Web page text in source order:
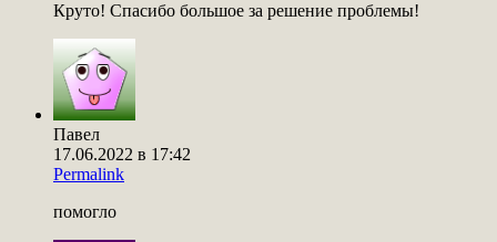
Круто! Спасибо большое за решение проблемы!
Павел
17.06.2022 в 17:42
Permalink
помогло